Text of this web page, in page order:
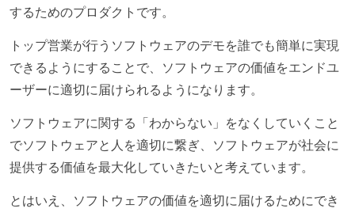
するためのプロダクトです。
トップ営業が行うソフトウェアのデモを誰でも簡単に実現
できるようにすることで、ソフトウェアの価値をエンドユ
ーザーに適切に届けられるようになります。
ソフトウェアに関する「わからない」をなくしていくこと
でソフトウェアと人を適切に繋ぎ、ソフトウェアが社会に
提供する価値を最大化していきたいと考えています。
とはいえ、ソフトウェアの価値を適切に届けるためにでき